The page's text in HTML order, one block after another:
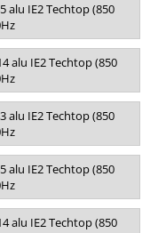
alu IE2 Techtop (850
alu IE2 Techtop (850
alu IE2 Techtop (850
alu IE2 Techtop (850
alu IE2 Techtop (850